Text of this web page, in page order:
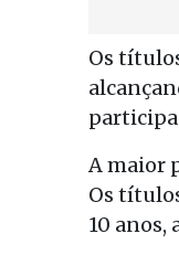
Os
A maior
Os
10 anos,